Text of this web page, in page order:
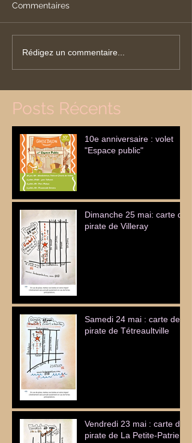
Commentaires
Rédigez un commentaire...
Posts Récents
10e anniversaire : volet
"Espace public"
Dimanche 25 mai: carte de
pirate de Villeray
Samedi 24 mai : carte de
pirate de Tétreaultville
Vendredi 23 mai : carte de
pirate de La Petite-Patrie